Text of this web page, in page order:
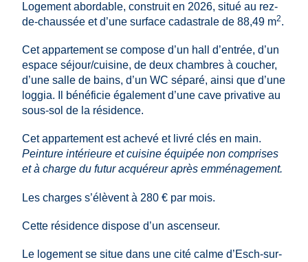
Logement abordable, construit en 2026, situé au rez-
de-chaussée et d’une surface cadastrale de 88,49 m2.
Cet appartement se compose d’un hall d’entrée, d’un
espace séjour/cuisine, de deux chambres à coucher,
d’une salle de bains, d’un WC séparé, ainsi que d’une
loggia. Il bénéficie également d’une cave privative au
sous‑sol de la résidence.
Cet appartement est achevé et livré clés en main.
Peinture intérieure et cuisine équipée non comprises
et à charge du futur acquéreur après emménagement.
Les charges s’élèvent à 280 € par mois.
Cette résidence dispose d’un ascenseur.
Le logement se situe dans une cité calme d’Esch-sur-